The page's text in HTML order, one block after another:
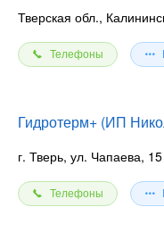
Тверская обл.,
Телефоны
Гидротерм+ (ИП
г. Тверь, ул. Чапаева, 15
Телефоны